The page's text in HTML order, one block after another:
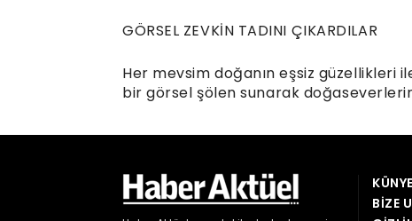
GÖRSEL ZEVKİN TADINI ÇIKARDILAR
Her mevsim doğanın eşsiz
bir görsel şölen sunarak
KÜNYE
BIZE